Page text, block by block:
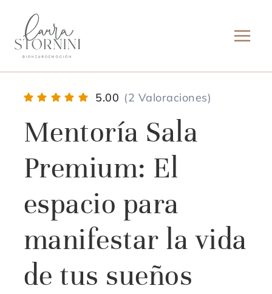
contenido
5.00 (2 Valoraciones)
Mentoría Sala
Premium: El
espacio para
manifestar la vida
de tus sueños